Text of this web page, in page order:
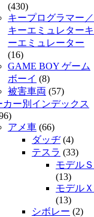
(430)
キープログラマー／
キーエミュレターキ
ーエミュレーター
(16)
GAME BOY ゲーム
ボーイ (8)
被害車両 (57)
カー別インデックス
アメ車 (66)
ダッヂ(4)
テスラ (33)
モデルＳ
(13)
モデルＸ
(13)
シボレー (2)